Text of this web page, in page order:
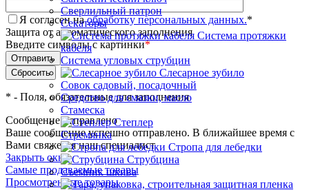
Сверлильный патрон
Секаторы
Система протяжки
кабеля
Система угловых струбцин
Слесарное зубило
Совок садовый, посадочный
Средство для смазки, масло
Стамеска
Степлер
Стремянка
Стропа для лебедки
Струбцина
Съемник шкива
Я согласен наобработку персональных данных.*
Защита от автоматического заполнения
Введите символы с картинки*
* - Поля, обязательные для заполнения
Сообщение отправлено
Ваше сообщение успешно отправлено. В ближайшее время с
Вами свяжется наш специалист
Закрыть окно
Самые продаваемые товары
Просмотренные товары